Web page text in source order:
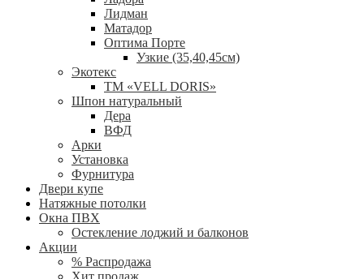
Лидман
Матадор
Оптима Порте
Узкие (35,40,45см)
Экотекс
ТМ «VELL DORIS»
Шпон натуральный
Дера
ВФД
Арки
Установка
Фурнитура
Двери купе
Натяжные потолки
Окна ПВХ
Остекление лоджий и балконов
Акции
% Распродажа
Хит продаж